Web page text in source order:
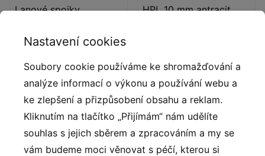
Lanové spojky
spojky ze vstřikovaného
HPL 10 mm antracit
HPL s velmi vysokou
povětrnostním podmínkám
a opotřebení.
Nastavení cookies
Soubory cookie používáme ke shromažďování a
analýze informací o výkonu a používání webu a
ke zlepšení a přizpůsobení obsahu a reklam.
Kliknutím na tlačítko „Přijímám“ nám udělíte
souhlas s jejich sběrem a zpracováním a my se
vám budeme moci věnovat s péčí, kterou si